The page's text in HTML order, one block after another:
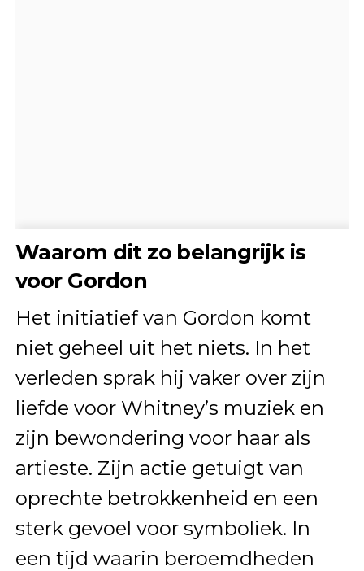
Waarom dit zo belangrijk is
voor Gordon
Het initiatief van Gordon komt
niet geheel uit het niets. In het
verleden sprak hij vaker over zijn
liefde voor Whitney’s muziek en
zijn bewondering voor haar als
artieste. Zijn actie getuigt van
oprechte betrokkenheid en een
sterk gevoel voor symboliek. In
een tijd waarin beroemdheden